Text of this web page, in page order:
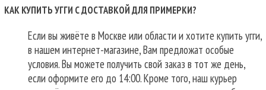
КАК КУПИТЬ УГГИ С ДОСТАВКОЙ ДЛЯ ПРИМЕРКИ?
Если вы живёте в Москве или области и хотите купить угги,
в нашем интернет-магазине, Вам предложат особые
условия. Вы можете получить свой заказ в тот же день,
если оформите его до 14:00. Кроме того, наш курьер